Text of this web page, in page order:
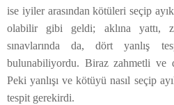
ise iyiler arasından kötüleri seçip
olabilir gibi geldi; aklına yattı,
sınavlarında da, dört yanlış
bulunabiliyordu. Biraz zahmetli ve
Peki yanlışı ve kötüyü nasıl seçip
tespit gerekirdi.